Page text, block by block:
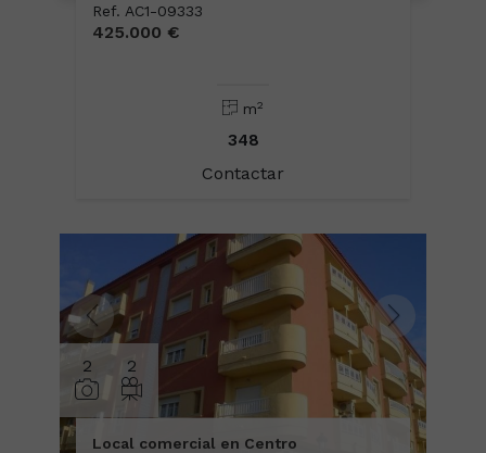
Ref. AC1-09333
425.000 €
m2
348
Contactar
2 2
Local comercial en Centro